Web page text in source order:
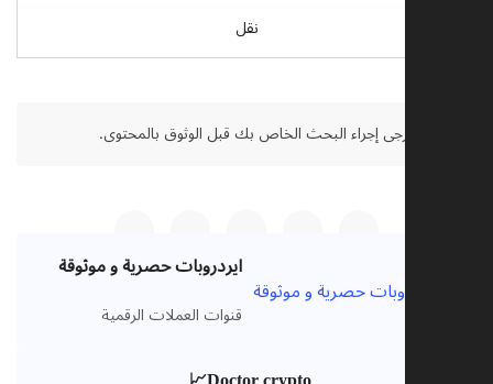
نقل
يرجى إجراء البحث الخاص بك قبل الوثوق بالمحتوى.
ايردروبات حصرية و موثوقة
قنوات العملات الرقمية